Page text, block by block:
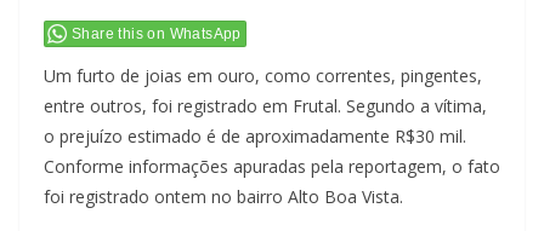
Share this on WhatsApp
Um furto de joias em ouro, como correntes, pingentes,
entre outros, foi registrado em Frutal. Segundo a vítima,
o prejuízo estimado é de aproximadamente R$30 mil.
Conforme informações apuradas pela reportagem, o fato
foi registrado ontem no bairro Alto Boa Vista.